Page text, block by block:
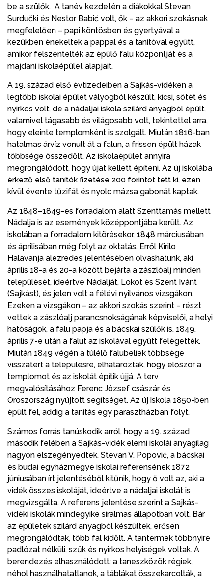
be a szülők. A tanév kezdetén a diákokkal Stevan
Surdučki és Nestor Babić volt, ők – az akkori szokásnak
megfelelően – papi köntösben és gyertyával a
kezükben énekeltek a pappal és a tanítóval együtt,
amikor felszentelték az épülő falu központját és a
majdani iskolaépület alapjait.
A 19. század első évtizedeiben a Sajkás-vidéken a
legtöbb iskolai épület vályogból készült, kicsi, sötét és
nyirkos volt, de a nádaljai iskola szilárd anyagból épült,
valamivel tágasabb és világosabb volt, tekintettel arra,
hogy eleinte templomként is szolgált. Miután 1816-ban
hatalmas árvíz vonult át a falun, a frissen épült házak
többsége összedőlt. Az iskolaépület annyira
megrongálódott, hogy újat kellett építeni. Az új iskolába
érkező első tanítók fizetése 200 forintot tett ki, ezen
kívül évente tűzifát és nyolc mázsa gabonát kaptak.
Az 1848–1849-es forradalom alatt Szenttamás mellett
Nádalja is az események középpontjába került. Az
iskolában a forradalom kitörésekor, 1848 márciusában
és áprilisában még folyt az oktatás. Erről Kirilo
Halavanja alezredes jelentésében olvashatunk, aki
április 18-a és 20-a között bejárta a zászlóalj minden
települését, ideértve Nádalját, Lokot és Szent Ivánt
(Sajkást), és jelen volt a félévi nyilvános vizsgákon.
Ezeken a vizsgákon – az akkori szokás szerint – részt
vettek a zászlóalj parancsnokságának képviselői, a helyi
hatóságok, a falu papja és a bácskai szülők is. 1849.
április 7-e után a falut az iskolával együtt felégették.
Miután 1849 végén a túlélő falubeliek többsége
visszatért a településre, elhatározták, hogy először a
templomot és az iskolát építik újjá. A terv
megvalósításához Ferenc József császár és
Oroszország nyújtott segítséget. Az új iskola 1850-ben
épült fel, addig a tanítás egy parasztházban folyt.
Számos forrás tanúskodik arról, hogy a 19. század
második felében a Sajkás-vidék elemi iskolái anyagilag
nagyon elszegényedtek. Stevan V. Popović, a bácskai
és budai egyházmegye iskolai referensének 1872
júniusában írt jelentéséből kitűnik, hogy ő volt az, aki a
vidék összes iskoláját, ideértve a nádaljai iskolát is
megvizsgálta. A referens jelentése szerint a Sajkás-
vidéki iskolák mindegyike siralmas állapotban volt. Bár
az épületek szilárd anyagból készültek, erősen
megrongálódtak, több fal kidőlt. A tantermek többnyire
padlózat nélküli, szűk és nyirkos helyiségek voltak. A
berendezés elhasználódott: a taneszközök régiek,
néhol használhatatlanok, a táblákat összekarcolták, a